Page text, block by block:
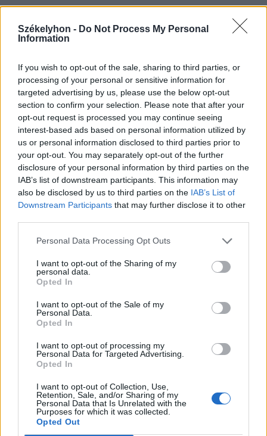
Székelyhon - Do Not Process My Personal
Information
If you wish to opt-out of the sale, sharing to third parties, or
processing of your personal or sensitive information for
targeted advertising by us, please use the below opt-out
section to confirm your selection. Please note that after your
opt-out request is processed you may continue seeing
interest-based ads based on personal information utilized by
us or personal information disclosed to third parties prior to
your opt-out. You may separately opt-out of the further
disclosure of your personal information by third parties on the
IAB’s list of downstream participants. This information may
also be disclosed by us to third parties on the IAB’s List of
Downstream Participants that may further disclose it to other
Personal Data Processing Opt Outs
I want to opt-out of the Sharing of my
personal data.
Opted In
I want to opt-out of the Sale of my
Personal Data.
Opted In
I want to opt-out of processing my
Personal Data for Targeted Advertising.
Opted In
I want to opt-out of Collection, Use,
Retention, Sale, and/or Sharing of my
Personal Data that Is Unrelated with the
Purposes for which it was collected.
Opted Out
Hasznos
Impresszum
Szerzői jogok
Adatvédelmi tájékoztató
Cookie-kezelési tájékoztató
Hozzászólási szabályzat
Nyomtatott lapjaink archívuma
Székely Hírmondó archívuma
Sütibeállítások
Médiatér
Liget
Krónika
Bihari Napló